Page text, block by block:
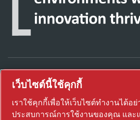
ค้นพบวิธีที่ Atlas Copco Group
เพื่อเปลี่ยนอนาคต
เยี่ยมชมเว็บไซต์ Atlas Copco
เว็บไซต์นี้ใช้คุกกี้
เราใช้คุกกี้เพื่อให้เว็บไซต์ทำงานได้อ
ประสบการณ์การใช้งานของคุณ และ